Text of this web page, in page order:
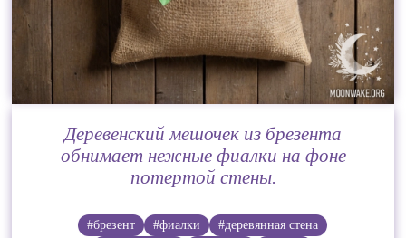
Деревенский мешочек из брезента
обнимает нежные фиалки на фоне
потертой стены.
#брезент #фиалки
#деревянная стена